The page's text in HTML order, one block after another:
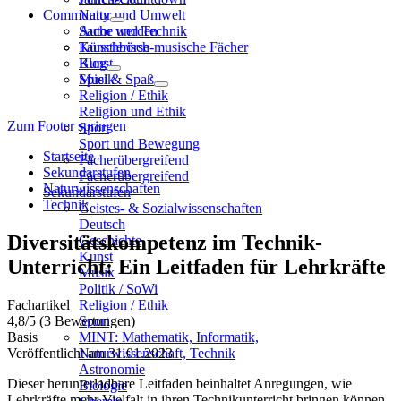
Natur und Umwelt
Sache und Technik
Künstlerisch-musische Fächer
Kunst
Musik
Religion / Ethik
Religion und Ethik
Sport
Sport und Bewegung
Fächerübergreifend
Fächerübergreifend
Sekundarstufen
Geistes- & Sozialwissenschaften
Deutsch
Geschichte
Kunst
Musik
Politik / SoWi
Religion / Ethik
Sport
MINT: Mathematik, Informatik,
Naturwissenschaft, Technik
Astronomie
Biologie
Community
Autor werden
Tauschbörse
Blog
Spiel & Spaß
Zum Footer springen
Startseite
Sekundarstufen
Naturwissenschaften
Technik
Diversitätskompetenz im Technik-
Unterricht: Ein Leitfaden für Lehrkräfte
Fachartikel
4,8/5 (3 Bewertungen)
Basis
Veröffentlicht am 31.01.2023
Dieser herunterladbare Leitfaden beinhaltet Anregungen, wie